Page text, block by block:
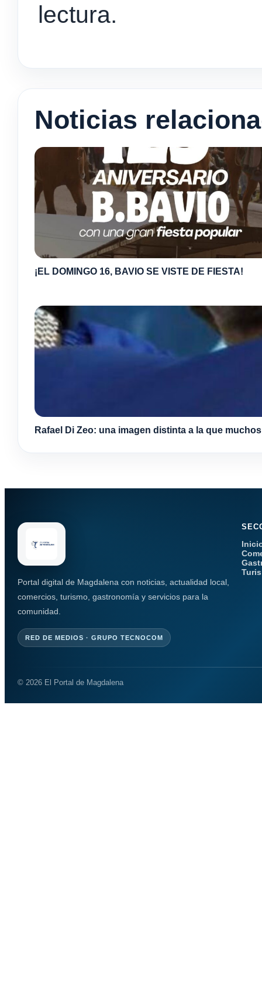
lectura.
Noticias
¡EL DOMINGO 16, BAVIO SE VISTE DE FIESTA!
Rafael Di Zeo: una imagen distinta a la que
Portal digital de Magdalena con noticias, actualidad local,
comercios, turismo, gastronomía y servicios para la
comunidad.
RED DE MEDIOS · GRUPO TECNOCOM
© 2026 El Portal de Magdalena